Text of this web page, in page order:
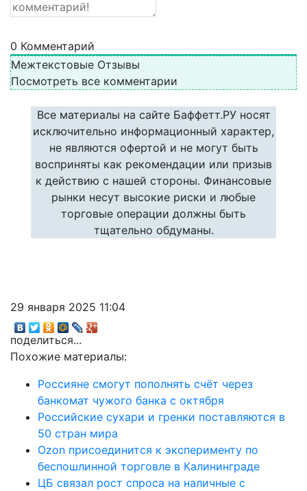
0 Комментарий
Межтекстовые Отзывы
Посмотреть все комментарии
Все материалы на сайте Баффетт.РУ носят
исключительно информационный характер,
не являются офертой и не могут быть
восприняты как рекомендации или призыв
к действию с нашей стороны. Финансовые
рынки несут высокие риски и любые
торговые операции должны быть
тщательно обдуманы.
29 января 2025 11:04
поделиться...
Похожие материалы:
Россияне смогут пополнять счёт через
банкомат чужого банка с октября
Российские сухари и гренки поставляются в
50 стран мира
Ozon присоединится к эксперименту по
беспошлинной торговле в Калининграде
ЦБ связал рост спроса на наличные с